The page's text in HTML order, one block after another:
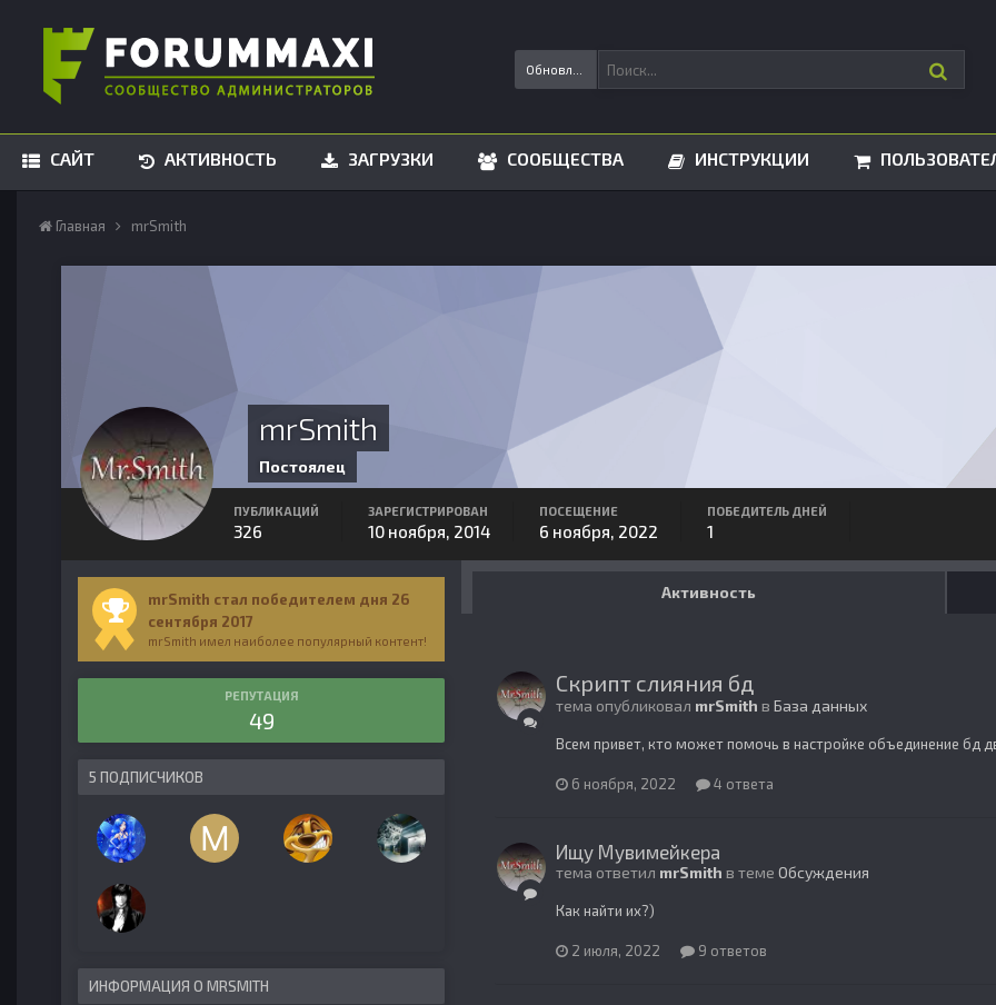
САЙТ АКТИВНОСТЬ ЗАГРУЗКИ СООБЩЕСТВА ИНСТРУКЦИИ
Главная mrSmith
mrSmith
Постоялец
ПУБЛИКАЦИЙ
326
ЗАРЕГИСТРИРОВАН
10 ноября, 2014
ПОСЕЩЕНИЕ
6 ноября, 2022
ПОБЕДИТЕЛЬ ДНЕЙ
1
mrSmith стал победителем дня 26
сентября 2017
mrSmith имел наиболее популярный контент!
РЕПУТАЦИЯ
49
5 ПОДПИСЧИКОВ
ИНФОРМАЦИЯ О MRSMITH
Активность
Скрипт слияния бд
тема опубликовал mrSmith в База данных
Всем привет, кто может помочь в настройке объединение бд
6 ноября, 2022 4 ответа
Ищу Мувимейкера
тема ответил mrSmith в теме Обсуждения
Как найти их?)
2 июля, 2022 9 ответов